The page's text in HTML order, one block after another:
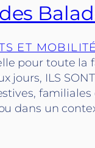
ET
pour toute la
jours, ILS
familiales
dans un